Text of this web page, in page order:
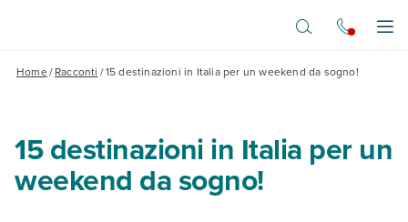
Home/Racconti /15 destinazioni in Italia per un weekend da sogno!
15 destinazioni in Italia per un
weekend da sogno!